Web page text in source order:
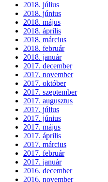
2018. július
2018. június
2018. május
2018. április
2018. március
2018. február
2018. január
2017. december
2017. november
2017. október
2017. szeptember
2017. augusztus
2017. július
2017. június
2017. május
2017. április
2017. március
2017. február
2017. január
2016. december
2016. november